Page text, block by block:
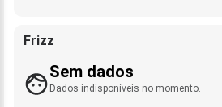
Frizz
Sem dados
Dados indisponíveis no momento.